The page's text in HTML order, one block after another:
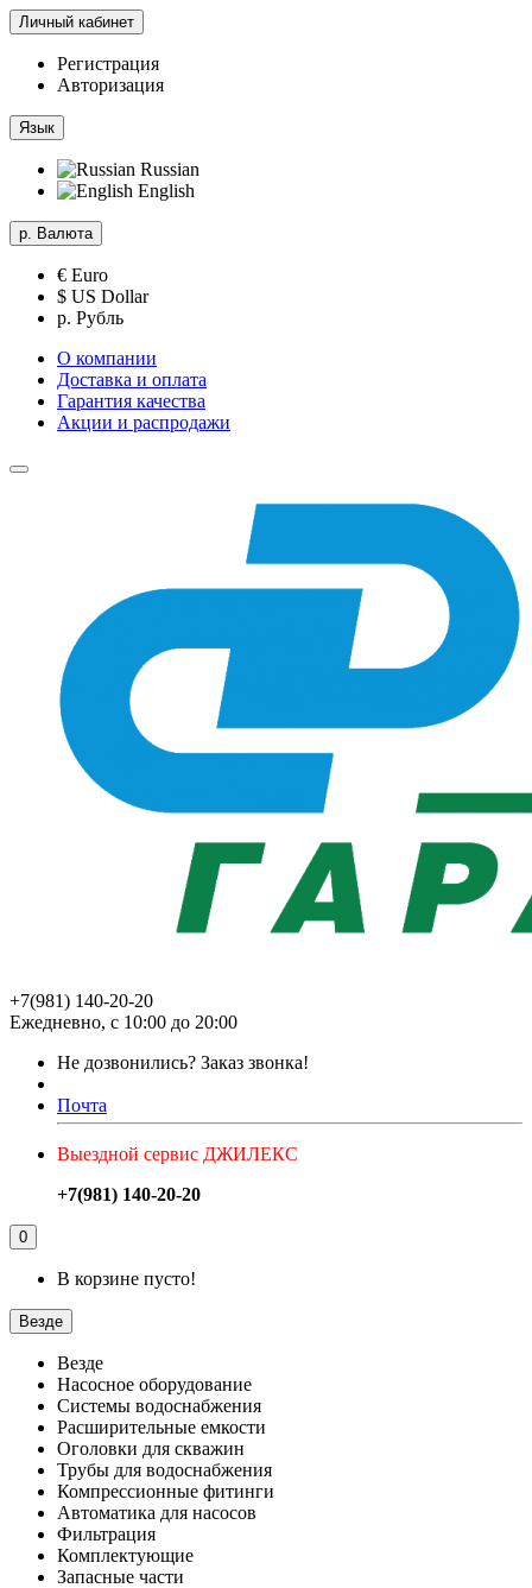
Личный кабинет
Регистрация
Авторизация
Язык
Russian
English
р. Валюта
€ Euro
$ US Dollar
р. Рубль
О компании
Доставка и оплата
Гарантия качества
Акции и распродажи
+7(981) 140-20-20
Ежедневно, с 10:00 до 20:00
Не дозвонились? Заказ звонка!
Почта
Выездной сервис ДЖИЛЕКС
+7(981) 140-20-20
0
В корзине пусто!
Везде
Везде
Насосное оборудование
Системы водоснабжения
Расширительные емкости
Оголовки для скважин
Трубы для водоснабжения
Компрессионные фитинги
Автоматика для насосов
Фильтрация
Комплектующие
Запасные части